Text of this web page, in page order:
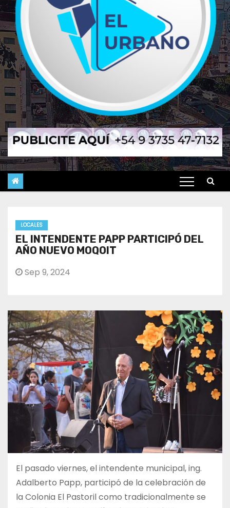
LOCALES
EL INTENDENTE PAPP PARTICIPÓ DEL
AÑO NUEVO MOQOIT
Sep 9, 2024
El pasado viernes, el intendente municipal, ing.
Adalberto Papp, participó de la celebración de
la Colonia El Pastoril como tradicionalmente se